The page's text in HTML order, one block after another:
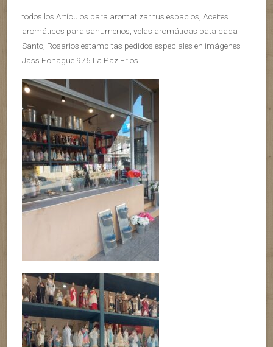
todos los Artículos para aromatizar tus espacios, Aceites
aromáticos para sahumerios, velas aromáticas pata cada
Santo, Rosarios estampitas pedidos especiales en imágenes
Jass Echague 976 La Paz Erios.